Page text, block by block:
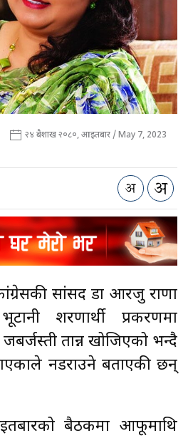
२४ बैशाख २०८०, आइतबार / May 7, 2023
सांसद डा आरजु राणा
शरणार्थी प्रकरणमा
तान्न खोजिएको भन्दै
नडराउने बताएकी छन्
बैठकमा आफूमाथि